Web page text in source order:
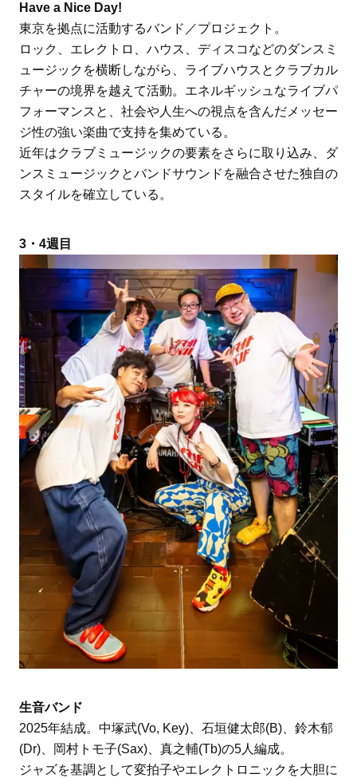
Have a Nice Day!
東京を拠点に活動するバンド／プロジェクト。
ロック、エレクトロ、ハウス、ディスコなどのダンスミ
ュージックを横断しながら、ライブハウスとクラブカル
チャーの境界を越えて活動。エネルギッシュなライブパ
フォーマンスと、社会や人生への視点を含んだメッセー
ジ性の強い楽曲で支持を集めている。
近年はクラブミュージックの要素をさらに取り込み、ダ
ンスミュージックとバンドサウンドを融合させた独自の
スタイルを確立している。
3・4週目
生音バンド
2025年結成。中塚武(Vo, Key)、石垣健太郎(B)、鈴木郁
(Dr)、岡村トモ子(Sax)、真之輔(Tb)の5人編成。
ジャズを基調として変拍子やエレクトロニックを大胆に